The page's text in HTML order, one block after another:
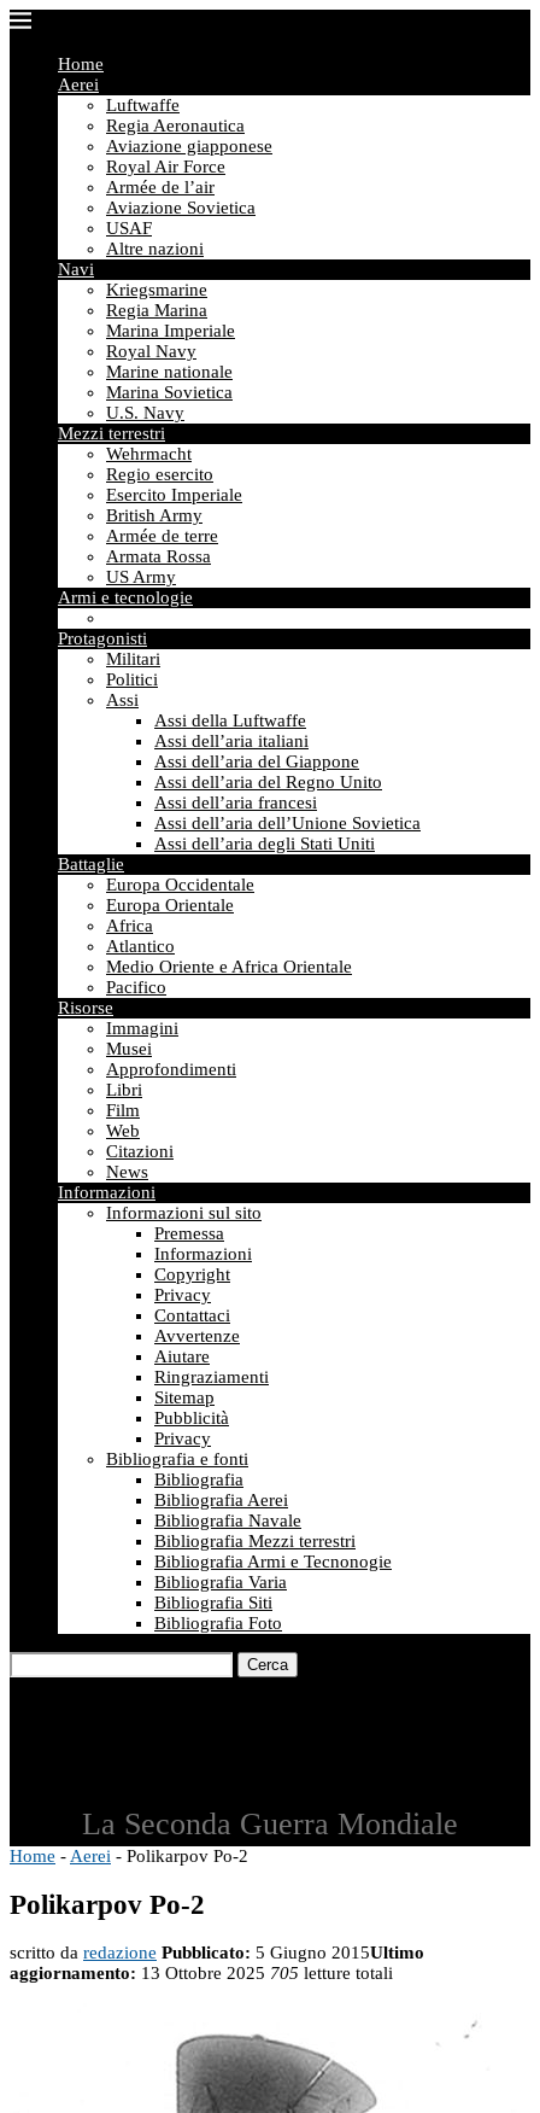
Home
Aerei
Luftwaffe
Regia Aeronautica
Aviazione giapponese
Royal Air Force
Armée de l’air
Aviazione Sovietica
USAF
Altre nazioni
Navi
Kriegsmarine
Regia Marina
Marina Imperiale
Royal Navy
Marine nationale
Marina Sovietica
U.S. Navy
Mezzi terrestri
Wehrmacht
Regio esercito
Esercito Imperiale
British Army
Armée de terre
Armata Rossa
US Army
Armi e tecnologie
Protagonisti
Militari
Politici
Assi
Assi della Luftwaffe
Assi dell’aria italiani
Assi dell’aria del Giappone
Assi dell’aria del Regno Unito
Assi dell’aria francesi
Assi dell’aria dell’Unione Sovietica
Assi dell’aria degli Stati Uniti
Battaglie
Europa Occidentale
Europa Orientale
Africa
Atlantico
Medio Oriente e Africa Orientale
Pacifico
Risorse
Immagini
Musei
Approfondimenti
Libri
Film
Web
Citazioni
News
Informazioni
Informazioni sul sito
Premessa
Informazioni
Copyright
Privacy
Contattaci
Avvertenze
Aiutare
Ringraziamenti
Sitemap
Pubblicità
Privacy
Bibliografia e fonti
Bibliografia
Bibliografia Aerei
Bibliografia Navale
Bibliografia Mezzi terrestri
Bibliografia Armi e Tecnonogie
Bibliografia Varia
Bibliografia Siti
Bibliografia Foto
Cerca
La Seconda Guerra Mondiale
Home - Aerei - Polikarpov Po-2
Polikarpov Po-2
scritto da redazione Pubblicato: 5 Giugno 2015Ultimo
aggiornamento: 13 Ottobre 2025 705 letture totali